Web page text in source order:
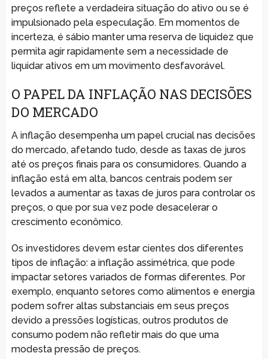
preços reflete a verdadeira situação do ativo ou se é
impulsionado pela especulação. Em momentos de
incerteza, é sábio manter uma reserva de liquidez que
permita agir rapidamente sem a necessidade de
liquidar ativos em um movimento desfavorável.
O PAPEL DA INFLAÇÃO NAS DECISÕES
DO MERCADO
A inflação desempenha um papel crucial nas decisões
do mercado, afetando tudo, desde as taxas de juros
até os preços finais para os consumidores. Quando a
inflação está em alta, bancos centrais podem ser
levados a aumentar as taxas de juros para controlar os
preços, o que por sua vez pode desacelerar o
crescimento econômico.
Os investidores devem estar cientes dos diferentes
tipos de inflação: a inflação assimétrica, que pode
impactar setores variados de formas diferentes. Por
exemplo, enquanto setores como alimentos e energia
podem sofrer altas substanciais em seus preços
devido a pressões logísticas, outros produtos de
consumo podem não refletir mais do que uma
modesta pressão de preços.